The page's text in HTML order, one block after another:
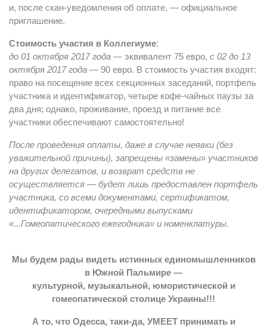
и, после скан-уведомления об оплате, — официальное
приглашение.
Стоимость участия в Коллегиуме:
до 01 октября 2017 года — эквивалент 75 евро, с 02 до 13
октября 2017 года — 90 евро. В стоимость участия входят:
право на посещение всех секционных заседаний, портфель
участника и идентификатор, четыре кофе-чайных паузы за
два дня; однако, проживание, проезд и питание все
участники обеспечивают самостоятельно!
После проведения оплаты, даже в случае неявки (без
уважительной причины), запрещены «замены» участников
на других делегатов, и возврат средств не
осуществляется — будет лишь предоставлен портфель
участника, со всеми документами, сертификатом,
идентификатором, очередными выпусками
«...Гомеопатического ежегодника» и номенклатуры.
Мы будем рады видеть истинных единомышленников
в Южной Пальмире —
культурной, музыкальной, юмористической и
гомеопатической столице Украины!!!
А то, что Одесса, таки-да, УМЕЕТ принимать и